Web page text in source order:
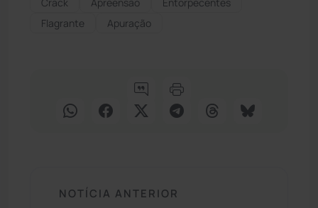
Flagrante
Apuração
NOTÍCIA ANTERIOR